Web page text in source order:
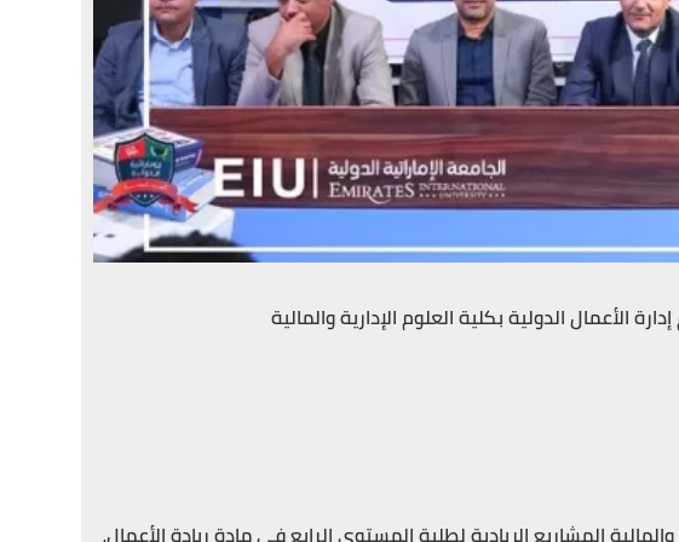
الأعمال الدولية بكلية العلوم الإدارية والمالية